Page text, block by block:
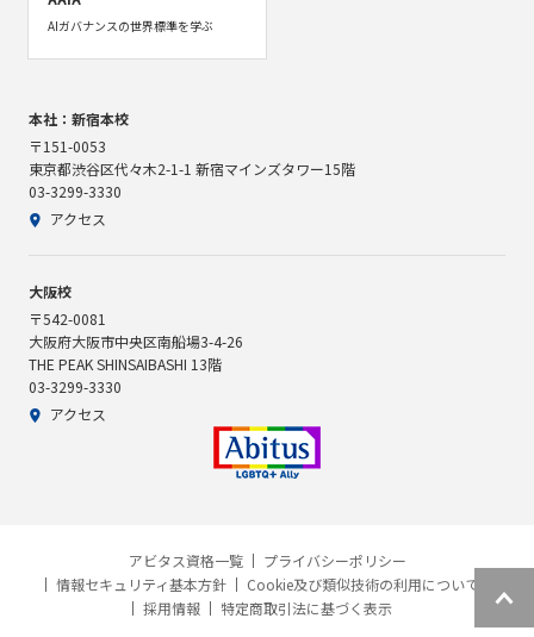
AIガバナンスの世界標準を学ぶ
本社：新宿本校
〒151-0053
東京都渋谷区代々木2-1-1 新宿マインズタワー15階
03-3299-3330
アクセス
大阪校
〒542-0081
大阪府大阪市中央区南船場3-4-26
THE PEAK SHINSAIBASHI 13階
03-3299-3330
アクセス
アビタス資格一覧
プライバシーポリシー
情報セキュリティ基本方針
Cookie及び類似技術の利用について
採用情報
特定商取引法に基づく表示